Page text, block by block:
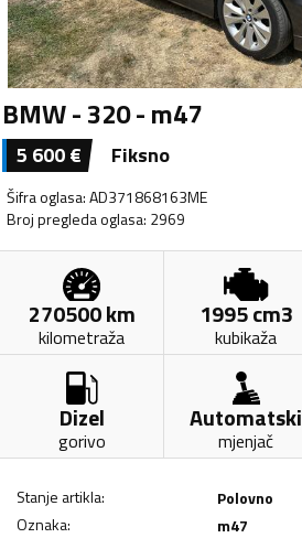
BMW - 320 - m47
5 600€ Fiksno
Šifra oglasa:AD371868163ME
Broj pregleda oglasa: 2969
270500km
kilometraža
1995cm3
kubikaža
Dizel
gorivo
Automatski
mjenjač
Stanje artikla:
Polovno
Oznaka:
m47